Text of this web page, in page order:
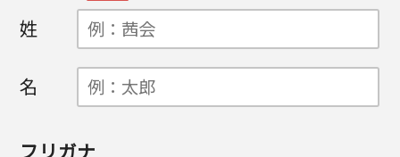
姓
名
フリガナ